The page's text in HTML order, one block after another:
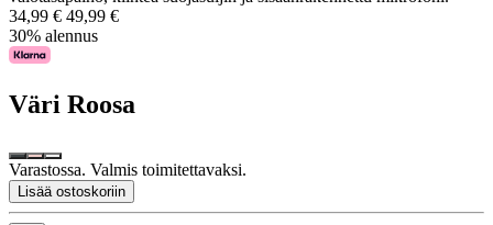
34,99 € 49,99 €
30% alennus
Väri Roosa
Varastossa. Valmis toimitettavaksi.
Lisää ostoskoriin